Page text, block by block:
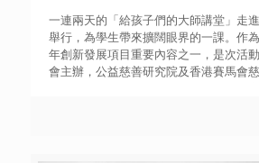
一連兩天的「給孩子們的大師講堂」走
舉行，為學生帶來擴闊眼界的一課。作
年創新發展項目重要內容之一，是次活
會主辦，公益慈善研究院及香港賽馬會
過專題分享及面對面交流，分享各自在